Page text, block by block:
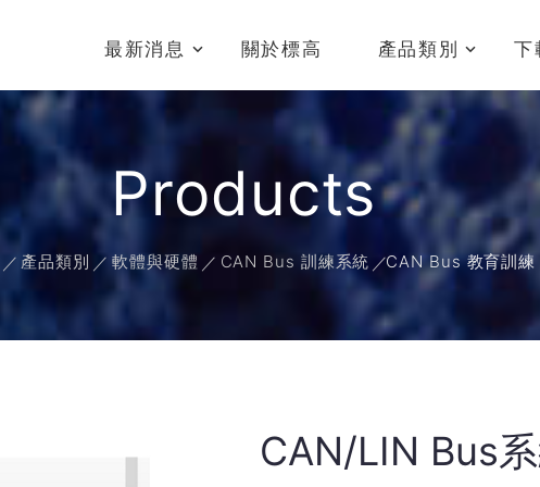
最新消息 關於標高 產品類別 下
Products
產品類別 軟體與硬體 CAN Bus 訓練系統 CAN Bus 教育訓練
CAN/LIN Bus